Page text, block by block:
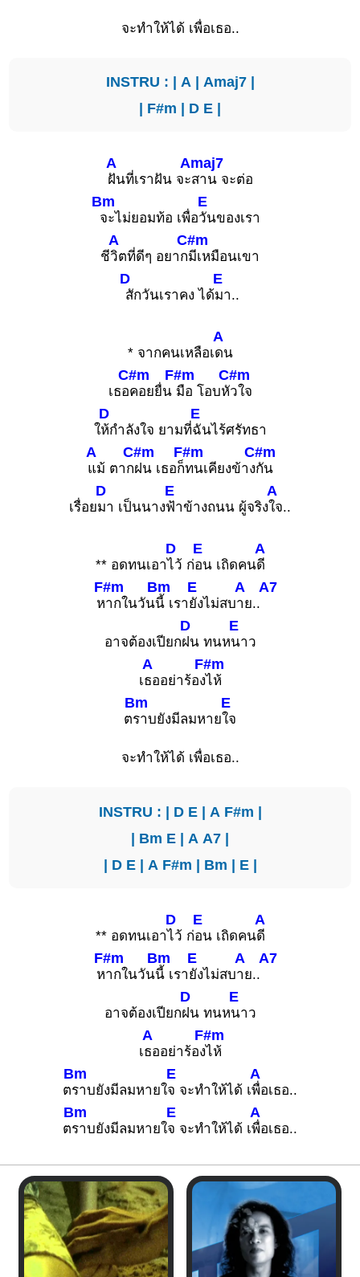
จะทำให้ได้ เพื่อเธอ..
INSTRU : | A | Amaj7|
| F#m | D E |
A
ฝันที่เราฝัน จะ
Amaj7
สาน จะต่อ
Bm
จะไม่ยอมท้อ เพื่อ
E
วันของเรา
ชี
A
วิตที่ดีๆ อยาก
C#m
มีเหมือนเขา
D
สักวันเราคง ได้
E
มา..
* จากคนเหลือเ
A
ดน
เธอ
C#m
คอยยื่น
F#m
มือ โอบหั
C#m
วใจ
ใ
D
ห้กำลังใจ ยามที่
E
ฉันไร้ศรัทธา
A
แม้ ตาก
C#m
ฝน เธอก็
F#m
ทนเคียงข้าง
C#m
กัน
เรื่อย
D
มา เป็นนาง
E
ฟ้าข้างถนน ผู้จริง
A
ใจ..
** อดทนเอา
D
ไว้ ก่
E
อน เถิดคน
A
ดี
ห
F#m
ากในวัน
Bm
นี้ เรา
E
ยังไม่สบ
A
าย..
A7
อาจต้องเปียก
D
ฝน ทนห
E
นาว
เ
A
ธออย่าร้อง
F#m
ไห้
ต
Bm
ราบยังมีลมหาย
E
ใจ
จะทำให้ได้ เพื่อเธอ..
INSTRU : | D E| A F#m |
| Bm E | A A7 |
| D E| A F#m | Bm | E|
** อดทนเอา
D
ไว้ ก่
E
อน เถิดคน
A
ดี
ห
F#m
ากในวัน
Bm
นี้ เรา
E
ยังไม่สบ
A
าย..
A7
อาจต้องเปียก
D
ฝน ทนห
E
นาว
เ
A
ธออย่าร้อง
F#m
ไห้
ต
Bm
ราบยังมีลมหายใ
E
จ จะทำให้ได้ เ
A
พื่อเธอ..
ต
Bm
ราบยังมีลมหายใ
E
จ จะทำให้ได้ เ
A
พื่อเธอ..